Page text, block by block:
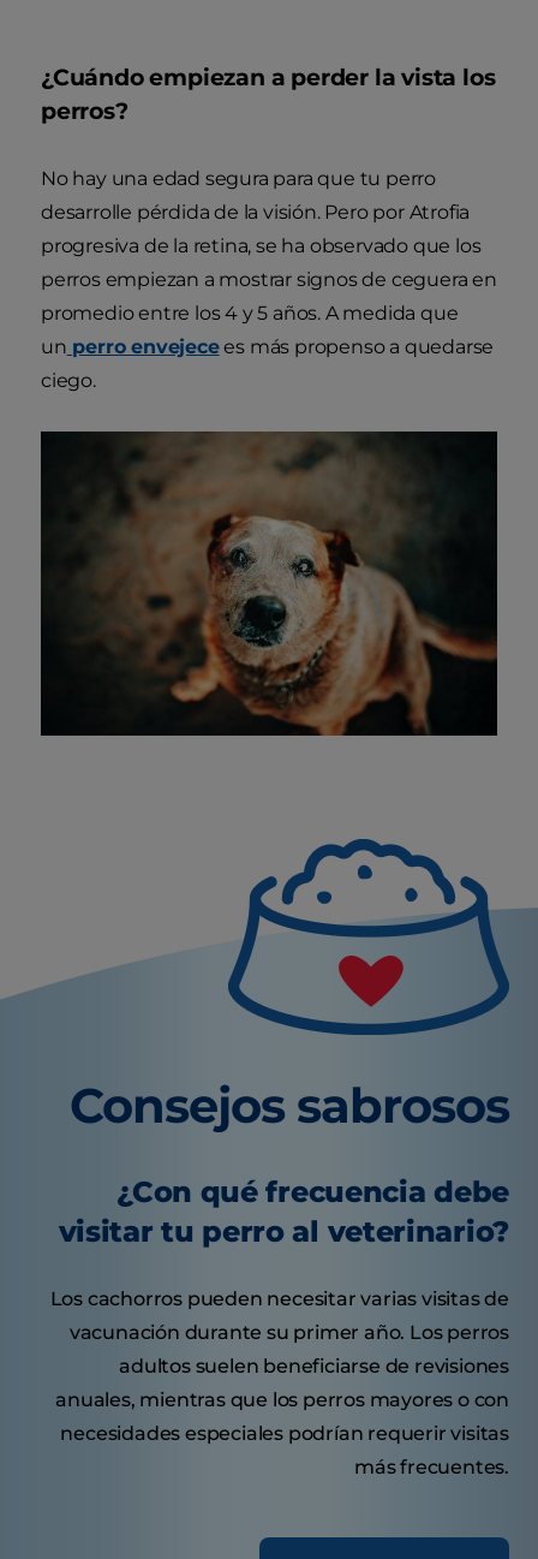
¿Cuándo empiezan a perder la vista los
perros?
No hay una edad segura para que tu perro
desarrolle pérdida de la visión. Pero por Atrofia
progresiva de la retina, se ha observado que los
perros empiezan a mostrar signos de ceguera en
promedio entre los 4 y 5 años. A medida que
un perro envejecees más propenso a quedarse
ciego.
Consejos sabrosos
¿Con qué frecuencia debe
visitar tu perro al veterinario?
Los cachorros pueden necesitar varias visitas de
vacunación durante su primer año. Los perros
adultos suelen beneficiarse de revisiones
anuales, mientras que los perros mayores o con
necesidades especiales podrían requerir visitas
más frecuentes.